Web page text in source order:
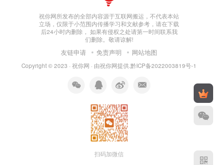
祝你网所发布的全部内容源于互联网搬运，不代表本站
立场，仅限于小范围内传播学习和文献参考，请在下载
后24小时内删除， 如果有侵权之处请第一时间联系我
们删除。敬请谅解!
友链申请 免责声明 网站地图
Copyright © 2023 · 祝你网 · 由祝你网提供.黔ICP备2022003819号-1
扫码加微信